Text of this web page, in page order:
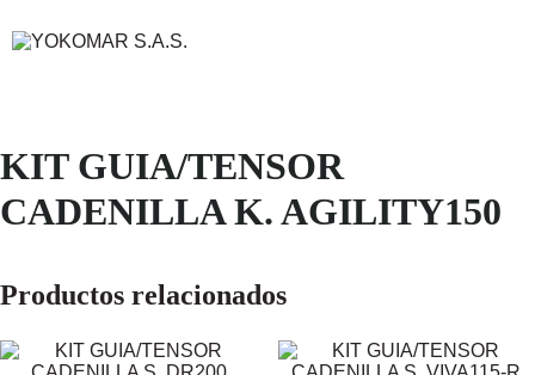
KIT GUIA/TENSOR
CADENILLA K. AGILITY150
Productos relacionados